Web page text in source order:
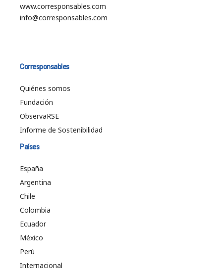
www.corresponsables.com
info@corresponsables.com
Corresponsables
Quiénes somos
Fundación
ObservaRSE
Informe de Sostenibilidad
Países
España
Argentina
Chile
Colombia
Ecuador
México
Perú
Internacional